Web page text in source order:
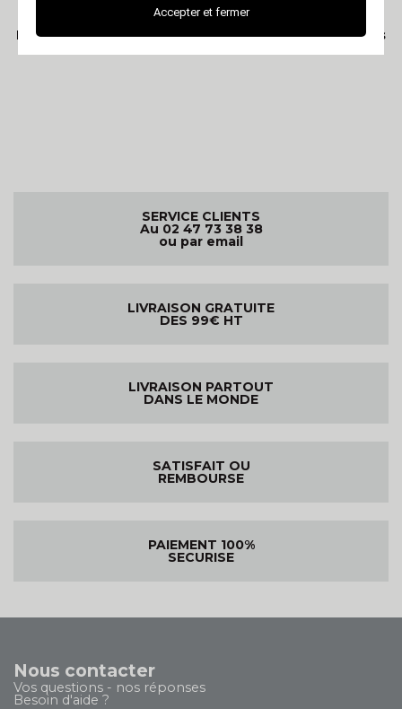
Polaire pour chien - noir
Polaire pour chien - gris
SERVICE CLIENTS
Au 02 47 73 38 38
ou par email
LIVRAISON GRATUITE
DES 99€ HT
LIVRAISON PARTOUT
DANS LE MONDE
SATISFAIT OU
REMBOURSE
PAIEMENT 100%
SECURISE
Nous contacter
Vos questions - nos réponses
Besoin d'aide ?
Accepter et fermer